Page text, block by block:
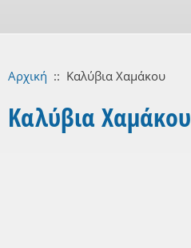
Αρχική :: Καλύβια Χαμάκου
Καλύβια Χαμάκου